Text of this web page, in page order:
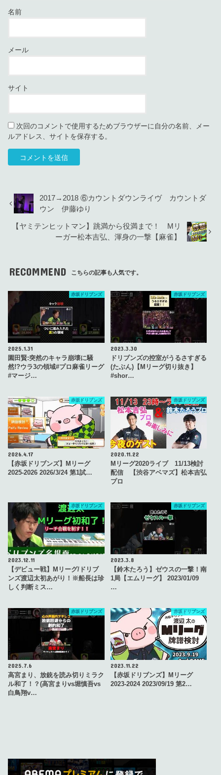
名前
メール
サイト
次回のコメントで使用するためブラウザーに自分の名前、メー
ルアドレス、サイトを保存する。
2017→2018 ⑥カウントダウンライヴ カウントダ
ウン 伊藤ゆり
【ヤミテンヒットマン】跳満から役満まで！ Mリ
ーガー松本吉弘、渾身の一撃【麻雀】
RECOMMEND こちらの記事も人気です。
赤坂ドリブンズ
2025.1.31
園田賢:突然のキャラ崩壊に騒
然!?ウラ3の領域#プロ麻雀リーグ
#マージ…
赤坂ドリブンズ
2023.3.30
ドリブンズの控室がうるさすぎる
(たぶん)【Mリーグ切り抜き】
#shor…
赤坂ドリブンズ
2026.4.17
【赤坂ドリブンズ】Mリーグ
2025-2026 2026/3/24 第1試…
赤坂ドリブンズ
2020.11.22
Mリーグ2020ライブ 11/13検討
配信 【渋谷アベマズ】松本吉弘
プロ
赤坂ドリブンズ
2023.12.11
【デビュー戦】Mリーグ/ドリブ
ンズ渡辺太初あがり！※船長は珍
しく判断ミス…
赤坂ドリブンズ
2023.3.8
【鈴木たろう】ゼウスの一撃！南
1局【エムリーグ】 2023/01/09
…
赤坂ドリブンズ
2025.7.6
高宮まり、放銃を読み切りミラク
ル和了！？(高宮まりvs堀慎吾vs
白鳥翔v…
赤坂ドリブンズ
2023.11.22
【赤坂ドリブンズ】Mリーグ
2023-2024 2023/09/19 第2…